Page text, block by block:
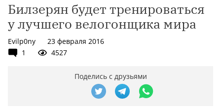
Билзерян будет тренироваться
у лучшего велогонщика мира
Evilp0ny
23 февраля 2016
1
4527
Поделись с друзьями